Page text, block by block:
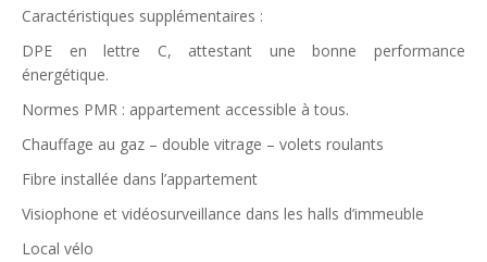
Caractéristiques supplémentaires :
DPE en lettre C, attestant une bonne performance
énergétique.
Normes PMR : appartement accessible à tous.
Chauffage au gaz – double vitrage – volets roulants
Fibre installée dans l’appartement
Visiophone et vidéosurveillance dans les halls d’immeuble
Local vélo